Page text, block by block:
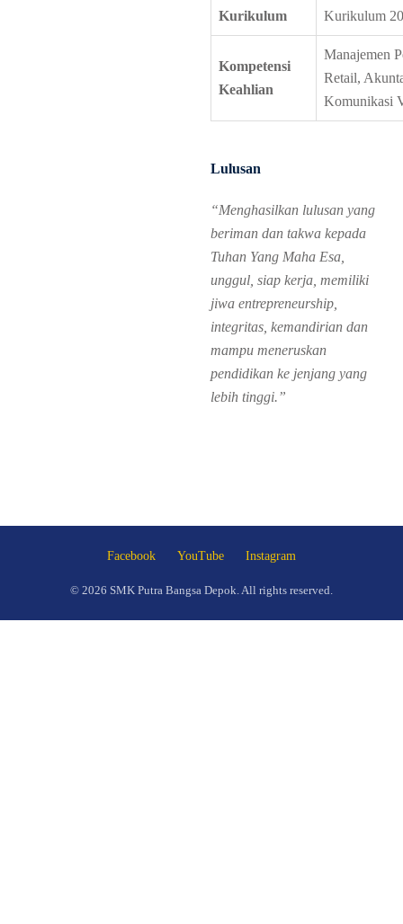
Kurikulum Kurikulum
Kompetensi
Keahlian
Manajemen
Retail,
Komunikasi
Lulusan
“Menghasilkan lulusan yang
beriman dan takwa kepada
Tuhan Yang Maha Esa,
unggul, siap kerja, memiliki
jiwa entrepreneurship,
integritas, kemandirian dan
mampu meneruskan
pendidikan ke jenjang yang
lebih tinggi.”
Facebook YouTube Instagram
© 2026 SMK Putra Bangsa Depok. All rights reserved.